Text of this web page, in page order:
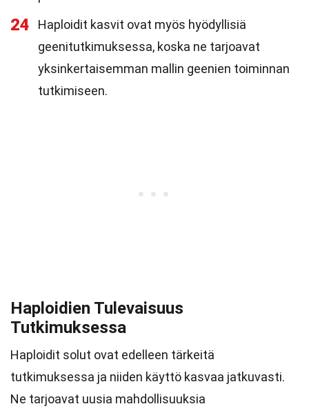
24
Haploidit kasvit ovat myös hyödyllisiä
geenitutkimuksessa, koska ne tarjoavat
yksinkertaisemman mallin geenien toiminnan
tutkimiseen.
Haploidien Tulevaisuus
Tutkimuksessa
Haploidit solut ovat edelleen tärkeitä
tutkimuksessa ja niiden käyttö kasvaa jatkuvasti.
Ne tarjoavat uusia mahdollisuuksia